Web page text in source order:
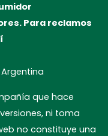
Para reclamos
Argentina
que hace
ni toma
no constituye una